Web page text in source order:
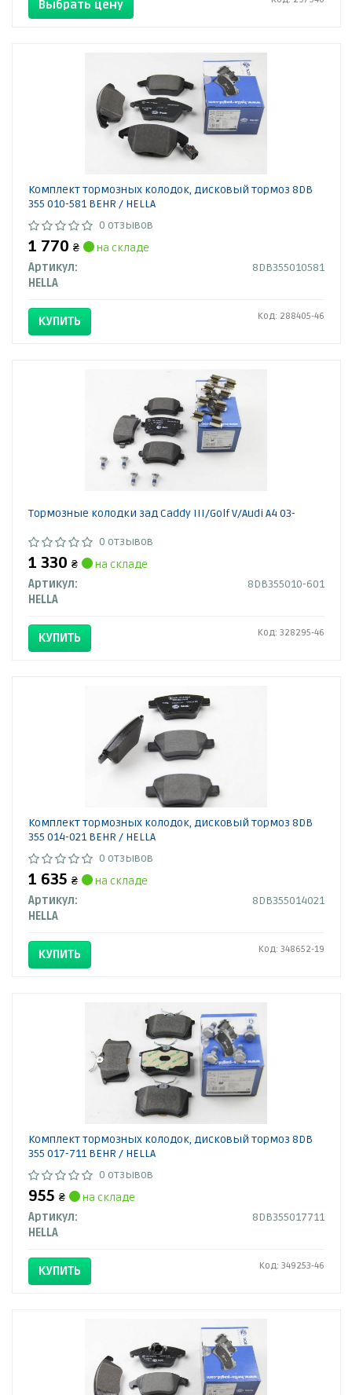
Выбрать цену
Комплект тормозных колодок, дисковый тормоз 8DB
355 010-581 BEHR / HELLA
0 отзывов
1 770 ₴
на складе
Артикул:
8DB355010581
HELLA
КУПИТЬ Код: 288405-46
Тормозные колодки зад Caddy III/Golf V/Audi A4 03-
0 отзывов
1 330 ₴
на складе
Артикул:
8DB355010-601
HELLA
КУПИТЬ Код: 328295-46
Комплект тормозных колодок, дисковый тормоз 8DB
355 014-021 BEHR / HELLA
0 отзывов
1 635 ₴
на складе
Артикул:
8DB355014021
HELLA
КУПИТЬ Код: 348652-19
Комплект тормозных колодок, дисковый тормоз 8DB
355 017-711 BEHR / HELLA
0 отзывов
955 ₴
на складе
Артикул:
8DB355017711
HELLA
КУПИТЬ Код: 349253-46